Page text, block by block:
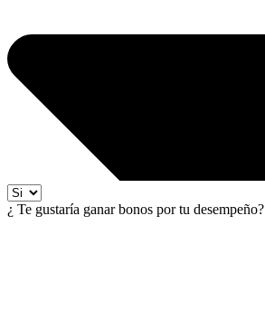
¿ Te gustaría ganar bonos por tu desempeño?